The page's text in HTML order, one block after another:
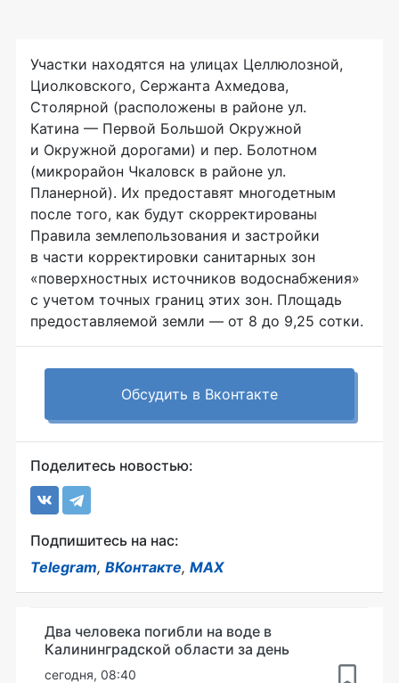
Участки находятся на улицах Целлюлозной,
Циолковского, Сержанта Ахмедова,
Столярной (расположены в районе ул.
Катина — Первой Большой Окружной
и Окружной дорогами) и пер. Болотном
(микрорайон Чкаловск в районе ул.
Планерной). Их предоставят многодетным
после того, как будут скорректированы
Правила землепользования и застройки
в части корректировки санитарных зон
«поверхностных источников водоснабжения»
с учетом точных границ этих зон. Площадь
предоставляемой земли — от 8 до 9,25 сотки.
Обсудить в Вконтакте
Поделитесь новостью:
Подпишитесь на нас:
Telegram, ВКонтакте, MAX
Два человека погибли на воде в
Калининградской области за день
сегодня, 08:40